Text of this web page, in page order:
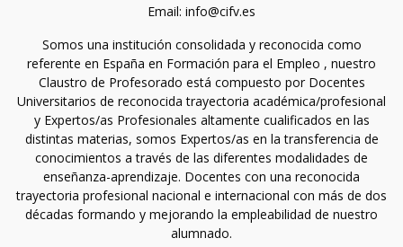
Email: info@cifv.es
Somos una institución consolidada y reconocida como
referente en España en Formación para el Empleo , nuestro
Claustro de Profesorado está compuesto por Docentes
Universitarios de reconocida trayectoria académica/profesional
y Expertos/as Profesionales altamente cualificados en las
distintas materias, somos Expertos/as en la transferencia de
conocimientos a través de las diferentes modalidades de
enseñanza-aprendizaje. Docentes con una reconocida
trayectoria profesional nacional e internacional con más de dos
décadas formando y mejorando la empleabilidad de nuestro
alumnado.